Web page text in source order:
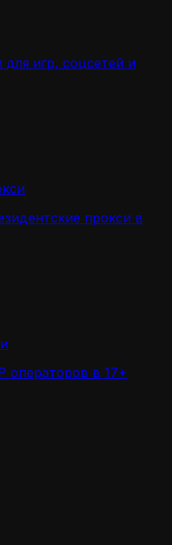
игр, соцсетей и
прокси в
операторов в 17+